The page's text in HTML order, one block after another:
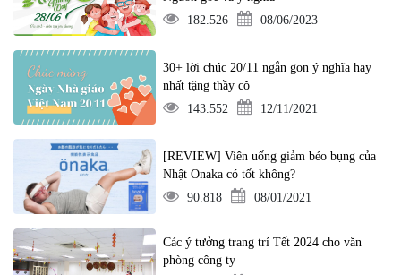
182.526
08/06/2023
30+ lời chúc 20/11 ngắn gọn ý nghĩa hay
nhất tặng thầy cô
143.552
12/11/2021
[REVIEW] Viên uống giảm béo bụng của
Nhật Onaka có tốt không?
90.818
08/01/2021
Các ý tưởng trang trí Tết 2024 cho văn
phòng công ty